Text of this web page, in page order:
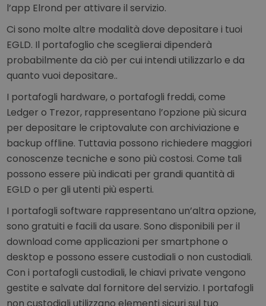
l’app Elrond per attivare il servizio.
Ci sono molte altre modalità dove depositare i tuoi
EGLD. Il portafoglio che sceglierai dipenderà
probabilmente da ciò per cui intendi utilizzarlo e da
quanto vuoi depositare..
I portafogli hardware, o portafogli freddi, come
Ledger o Trezor, rappresentano l’opzione più sicura
per depositare le criptovalute con archiviazione e
backup offline. Tuttavia possono richiedere maggiori
conoscenze tecniche e sono più costosi. Come tali
possono essere più indicati per grandi quantità di
EGLD o per gli utenti più esperti.
I portafogli software rappresentano un’altra opzione,
sono gratuiti e facili da usare. Sono disponibili per il
download come applicazioni per smartphone o
desktop e possono essere custodiali o non custodiali.
Con i portafogli custodiali, le chiavi private vengono
gestite e salvate dal fornitore del servizio. I portafogli